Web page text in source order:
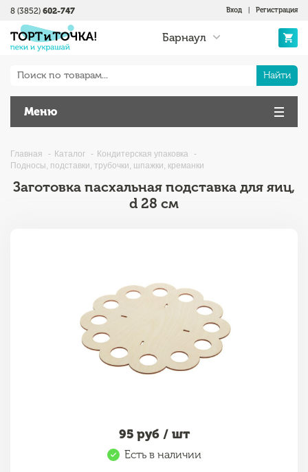
Вход Регистрация
Барнаул
8 (3852) 602-747
Найти
Меню
Главная Каталог
Кондитерская упаковка
Подносы, подставки, трубочки, шпажки, креманки
Заготовка пасхальная подставка для яиц,
d 28 см
95руб / шт
Есть в наличии